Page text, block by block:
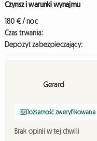
Czynsz i warunki wynajmu
180 € / noc
Czas trwania:
Depozyt zabezpieczający:
Gerard
Tożsamość zweryfikowana
Brak opinii w tej chwili